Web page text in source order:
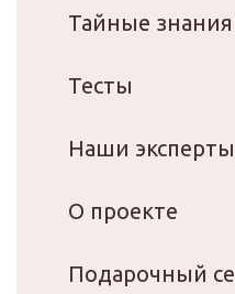
Тайные знания
Тесты
Наши
О проекте
Подарочный